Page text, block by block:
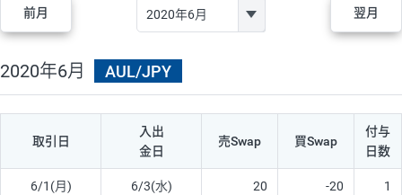
前月 翌月
2020年6月 AUL/JPY
取引日
入出
金日
売Swap 買Swap
付与
日数
6/1(月) 6/3(水) 20 -20 1